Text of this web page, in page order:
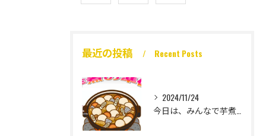
最近の投稿 Recent Posts
2024/11/24